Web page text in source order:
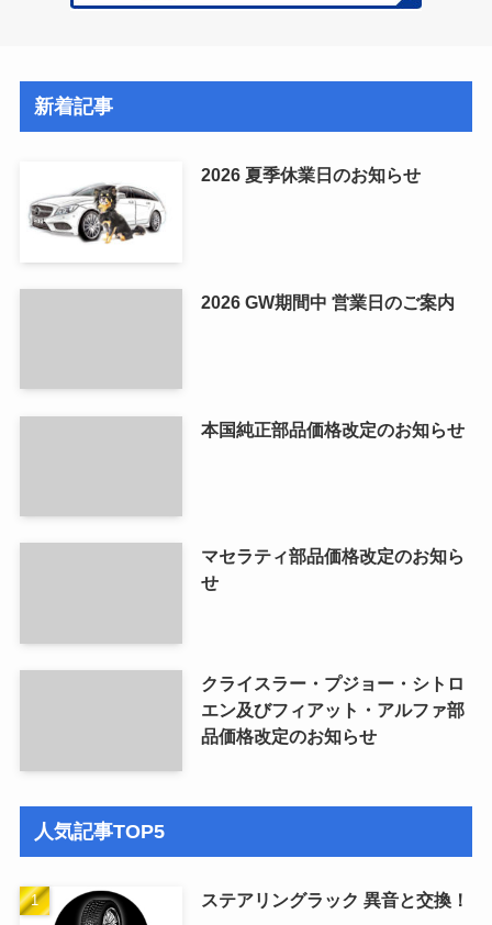
新着記事
2026 夏季休業日のお知らせ
2026 GW期間中 営業日のご案内
本国純正部品価格改定のお知らせ
マセラティ部品価格改定のお知ら
せ
クライスラー・プジョー・シトロ
エン及びフィアット・アルファ部
品価格改定のお知らせ
人気記事TOP5
ステアリングラック 異音と交換！